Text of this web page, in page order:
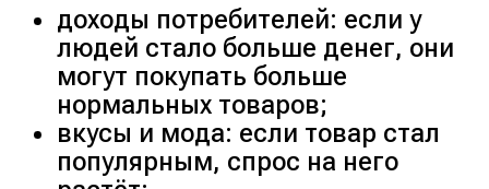
доходы потребителей: если у
людей стало больше денег, они
могут покупать больше
нормальных товаров;
вкусы и мода: если товар стал
популярным, спрос на него